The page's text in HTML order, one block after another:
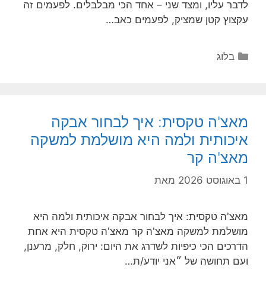
לדבר עליו, ומצד שני – אחד הכי מבלבלים. לפעמים זה
עקצוץ קטן שמציק, לפעמים כאב…
קטגוריות
בלוג
מאצ'ה טקסית: איך לבחור אבקה
איכותית ולמה היא מושלמת למשקה
מאצ'ה קר
1 באוגוסט 2026 מאת
מאצ'ה טקסית: איך לבחור אבקה איכותית ולמה היא
מושלמת למשקה מאצ'ה קר מאצ'ה טקסית היא אחת
הדרכים הכי כיפיות לשדרג את היום: ירוק, חלק, מרענן,
ועם תחושה של ״אני יודע/ת…